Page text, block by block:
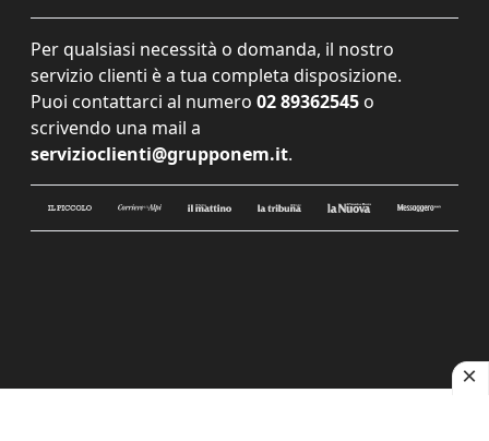
Per qualsiasi necessità o domanda, il nostro
servizio clienti è a tua completa disposizione.
Puoi contattarci al numero 02 89362545 o
scrivendo una mail a
servizioclienti@grupponem.it.